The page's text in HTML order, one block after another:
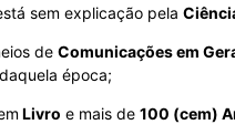
sem explicação pela
de Comunicações em
época;
Livro e mais de 100 (cem)